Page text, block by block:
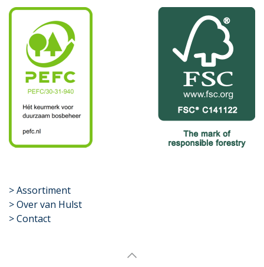
​>Assortiment
> Over van Hulst
> Contact